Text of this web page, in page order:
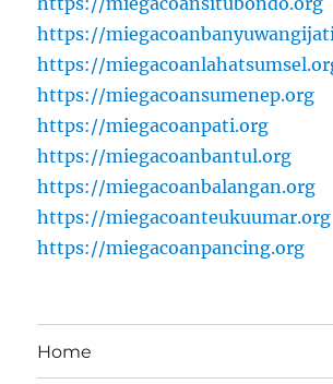
https://
https://
https://miegacoansumenep.org
https://miegacoanpati.org
https://miegacoanbantul.org
https://miegacoanbalangan.org
https://miegacoanteukuumar.org
https://miegacoanpancing.org
Home